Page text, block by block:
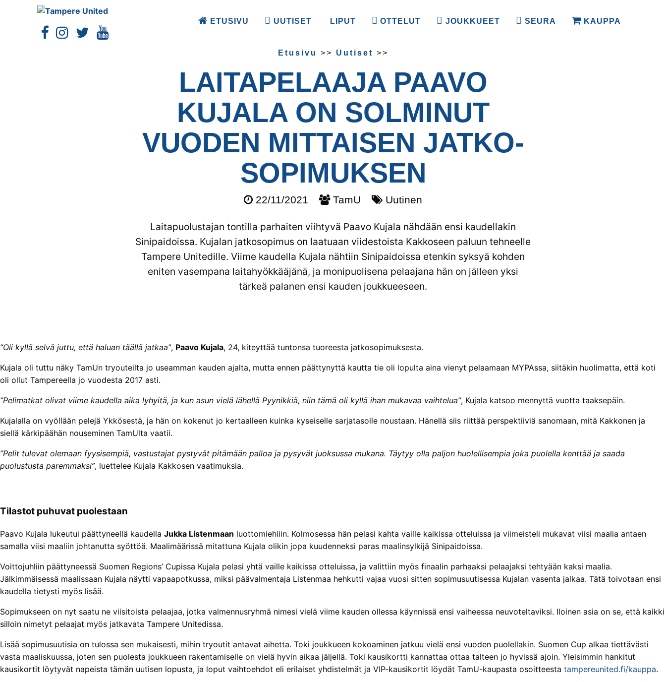
ETUSIVU UUTISET LIPUT OTTELUT JOUKKUEET SEURA KAUPPA
Etusivu >> Uutiset >>
LAITAPELAAJA PAAVO
KUJALA ON SOLMINUT
VUODEN MITTAISEN JATKO­
SOPIMUKSEN
22/11/2021 TamU Uutinen
Laitapuolustajan tontilla parhaiten viihtyvä Paavo Kujala nähdään ensi kaudellakin
Sinipaidoissa. Kujalan jatkosopimus on laatuaan viidestoista Kakkoseen paluun tehneelle
Tampere Unitedille. Viime kaudella Kujala nähtiin Sinipaidoissa etenkin syksyä kohden
eniten vasempana laitahyökkääjänä, ja monipuolisena pelaajana hän on jälleen yksi
tärkeä palanen ensi kauden joukkueeseen.
”Oli kyllä selvä juttu, että haluan täällä jatkaa”, Paavo Kujala, 24, kiteyttää tuntonsa tuoreesta jatkosopimuksesta.
Kujala oli tuttu näky TamUn tryouteilta jo useamman kauden ajalta, mutta ennen päättynyttä kautta tie oli lopulta aina vienyt pelaamaan MYPAssa, siitäkin huolimatta, että koti
oli ollut Tampereella jo vuodesta 2017 asti.
”Pelimatkat olivat viime kaudella aika lyhyitä, ja kun asun vielä lähellä Pyynikkiä, niin tämä oli kyllä ihan mukavaa vaihtelua”, Kujala katsoo mennyttä vuotta taaksepäin.
Kujalalla on vyöllään pelejä Ykkösestä, ja hän on kokenut jo kertaalleen kuinka kyseiselle sarjatasolle noustaan. Hänellä siis riittää perspektiiviä sanomaan, mitä Kakkonen ja
siellä kärkipäähän nouseminen TamUlta vaatii.
”Pelit tulevat olemaan fyysisempiä, vastustajat pystyvät pitämään palloa ja pysyvät juoksussa mukana. Täytyy olla paljon huolellisempia joka puolella kenttää ja saada
puolustusta paremmaksi”, luettelee Kujala Kakkosen vaatimuksia.
Tilastot puhuvat puolestaan
Paavo Kujala lukeutui päättyneellä kaudella Jukka Listenmaan luottomiehiiin. Kolmosessa hän pelasi kahta vaille kaikissa otteluissa ja viimeisteli mukavat viisi maalia antaen
samalla viisi maaliin johtanutta syöttöä. Maalimäärissä mitattuna Kujala olikin jopa kuudenneksi paras maalinsylkijä Sinipaidoissa.
Voittojuhliin päättyneessä Suomen Regions’ Cupissa Kujala pelasi yhtä vaille kaikissa otteluissa, ja valittiin myös finaalin parhaaksi pelaajaksi tehtyään kaksi maalia.
Jälkimmäisessä maalissaan Kujala näytti vapaapotkussa, miksi päävalmentaja Listenmaa hehkutti vajaa vuosi sitten sopimusuutisessa Kujalan vasenta jalkaa. Tätä toivotaan ensi
kaudella tietysti myös lisää.
Sopimukseen on nyt saatu ne viisitoista pelaajaa, jotka valmennusryhmä nimesi vielä viime kauden ollessa käynnissä ensi vaiheessa neuvoteltaviksi. Iloinen asia on se, että kaikki
silloin nimetyt pelaajat myös jatkavata Tampere Unitedissa.
Lisää sopimusuutisia on tulossa sen mukaisesti, mihin tryoutit antavat aihetta. Toki joukkueen kokoaminen jatkuu vielä ensi vuoden puolellakin. Suomen Cup alkaa tiettävästi
vasta maaliskuussa, joten sen puolesta joukkueen rakentamiselle on vielä hyvin aikaa jäljellä. Toki kausikortti kannattaa ottaa talteen jo hyvissä ajoin. Yleisimmin hankitut
kausikortit löytyvät napeista tämän uutisen lopusta, ja loput vaihtoehdot eli erilaiset yhdistelmät ja VIP-kausikortit löydät TamU-kaupasta osoitteesta tampereunited.fi/kauppa.